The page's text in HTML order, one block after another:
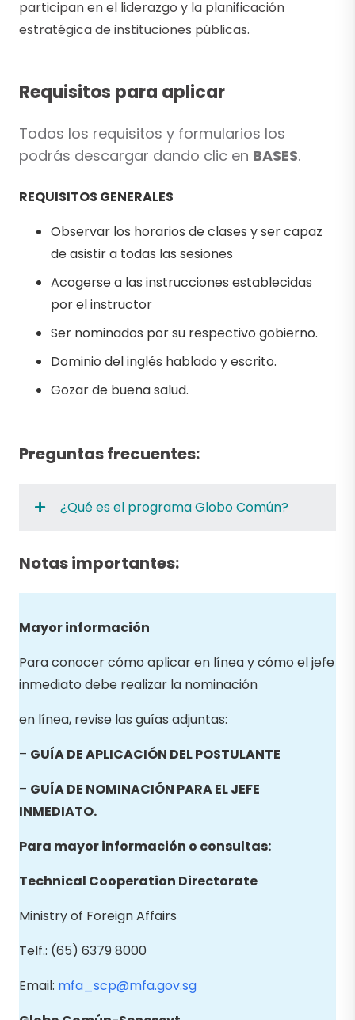
participan en el liderazgo y la planificación
estratégica de instituciones públicas.
Requisitos para aplicar
Todos los requisitos y formularios los
podrás descargar dando clic en BASES.
REQUISITOS GENERALES
Observar los horarios de clases y ser capaz
de asistir a todas las sesiones
Acogerse a las instrucciones establecidas
por el instructor
Ser nominados por su respectivo gobierno.
Dominio del inglés hablado y escrito.
Gozar de buena salud.
Preguntas frecuentes:
¿Qué es el programa Globo Común?
Notas importantes:
Mayor información
Para conocer cómo aplicar en línea y cómo el jefe
inmediato debe realizar la nominación
en línea, revise las guías adjuntas:
– GUÍA DE APLICACIÓN DEL POSTULANTE
– GUÍA DE NOMINACIÓN PARA EL JEFE
INMEDIATO.
Para mayor información o consultas:
Technical Cooperation Directorate
Ministry of Foreign Affairs
Telf.: (65) 6379 8000
Email: mfa_scp@mfa.gov.sg